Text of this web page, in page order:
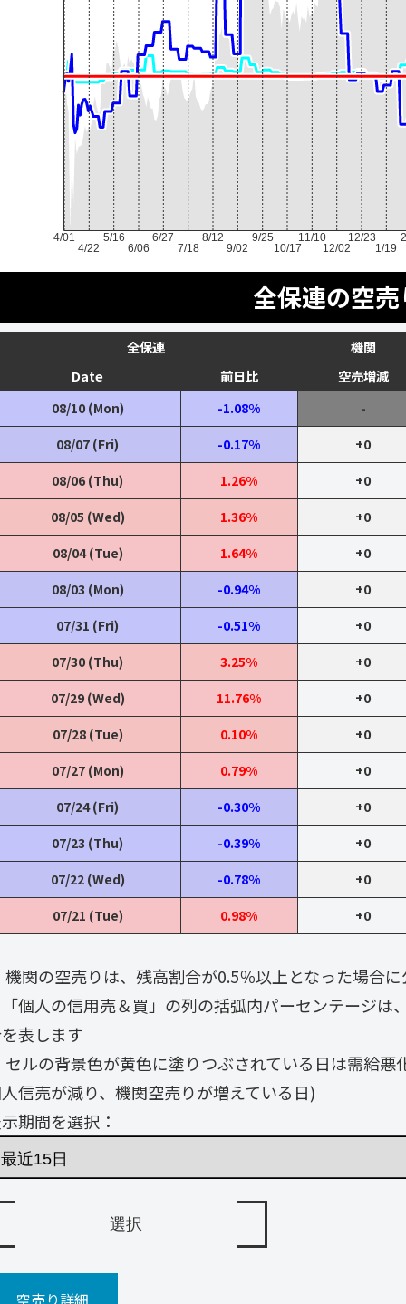
4/01
4/22
5/16
6/06
6/27
7/18
8/12
9/02
9/25
10/17
11/10
12/02
12/23
1/19
全保連の空
全保連
機関
Date
前日比 空売増減
08/10 (Mon) -1.08%
-
08/07 (Fri)
-0.17%
+0
08/06 (Thu)
1.26%
+0
08/05 (Wed)
1.36%
+0
08/04 (Tue)
1.64%
+0
08/03 (Mon)
-0.94%
+0
07/31 (Fri)
-0.51%
+0
07/30 (Thu)
3.25%
+0
07/29 (Wed)
11.76%
+0
07/28 (Tue)
0.10%
+0
07/27 (Mon)
0.79%
+0
07/24 (Fri)
-0.30%
+0
07/23 (Thu)
-0.39%
+0
07/22 (Wed)
-0.78%
+0
07/21 (Tue)
0.98% +0
機関の空売りは、残高割合が0.5％以上となった場合
個人の信用売＆買」の列の括弧内パーセンテージは
表します
セルの背景色が黄色に塗りつぶされている日は需給
信売が減り、機関空売りが増えている日)
期間を選択：